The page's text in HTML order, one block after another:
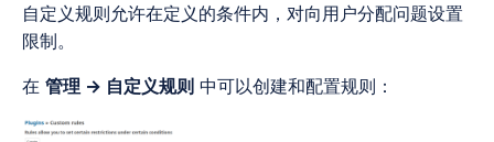
自定义规则允许在定义的条件内，对向用户分配问题设置
限制。
在 管理 → 自定义规则 中可以创建和配置规则：